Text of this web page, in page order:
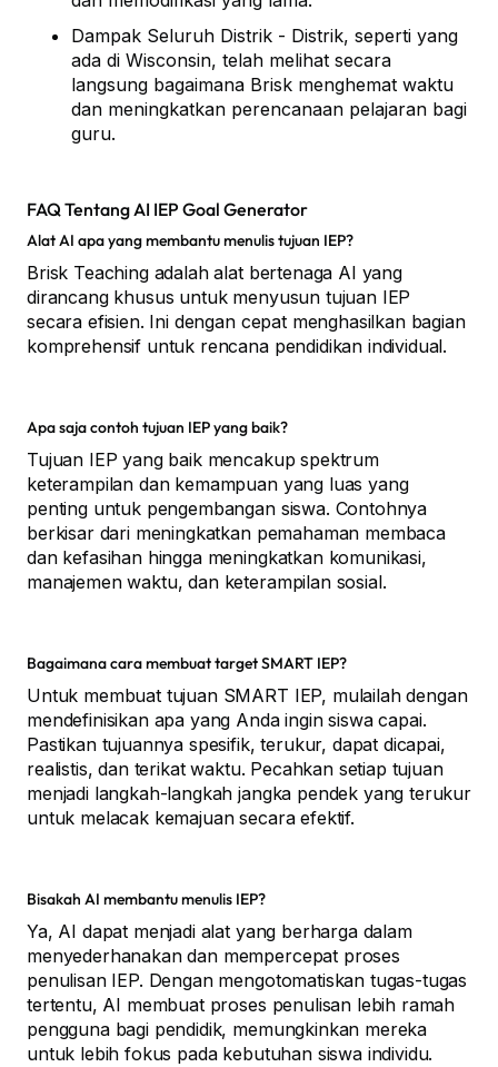
Dampak Seluruh Distrik - Distrik, seperti yang
ada di Wisconsin, telah melihat secara
langsung bagaimana Brisk menghemat waktu
dan meningkatkan perencanaan pelajaran bagi
guru.
FAQ Tentang AI IEP Goal Generator
Alat AI apa yang membantu menulis tujuan IEP?
Brisk Teaching adalah alat bertenaga AI yang
dirancang khusus untuk menyusun tujuan IEP
secara efisien. Ini dengan cepat menghasilkan bagian
komprehensif untuk rencana pendidikan individual.
Apa saja contoh tujuan IEP yang baik?
Tujuan IEP yang baik mencakup spektrum
keterampilan dan kemampuan yang luas yang
penting untuk pengembangan siswa. Contohnya
berkisar dari meningkatkan pemahaman membaca
dan kefasihan hingga meningkatkan komunikasi,
manajemen waktu, dan keterampilan sosial.
Bagaimana cara membuat target SMART IEP?
Untuk membuat tujuan SMART IEP, mulailah dengan
mendefinisikan apa yang Anda ingin siswa capai.
Pastikan tujuannya spesifik, terukur, dapat dicapai,
realistis, dan terikat waktu. Pecahkan setiap tujuan
menjadi langkah-langkah jangka pendek yang terukur
untuk melacak kemajuan secara efektif.
Bisakah AI membantu menulis IEP?
Ya, AI dapat menjadi alat yang berharga dalam
menyederhanakan dan mempercepat proses
penulisan IEP. Dengan mengotomatiskan tugas-tugas
tertentu, AI membuat proses penulisan lebih ramah
pengguna bagi pendidik, memungkinkan mereka
untuk lebih fokus pada kebutuhan siswa individu.